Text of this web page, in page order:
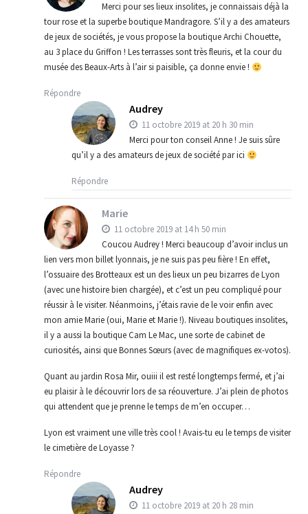
Merci pour ses lieux insolites, je connaissais déjà la
tour rose et la superbe boutique Mandragore. S’il y a des amateurs
de jeux de sociétés, je vous propose la boutique Archi Chouette,
au 3 place du Griffon ! Les terrasses sont très fleuris, et la cour du
musée des Beaux-Arts à l’air si paisible, ça donne envie !
Répondre
Audrey
11 octobre 2019 at 20 h 30 min
Merci pour ton conseil Anne ! Je suis sûre
qu’il y a des amateurs de jeux de société par ici
Répondre
Marie
11 octobre 2019 at 14 h 50 min
Coucou Audrey ! Merci beaucoup d’avoir inclus un
lien vers mon billet lyonnais, je ne suis pas peu fière ! En effet,
l’ossuaire des Brotteaux est un des lieux un peu bizarres de Lyon
(avec une histoire bien chargée), et c’est un peu compliqué pour
réussir à le visiter. Néanmoins, j’étais ravie de le voir enfin avec
mon amie Marie (oui, Marie et Marie !). Niveau boutiques insolites,
il y a aussi la boutique Cam Le Mac, une sorte de cabinet de
curiosités, ainsi que Bonnes Sœurs (avec de magnifiques ex-votos).
Quant au jardin Rosa Mir, ouiii il est resté longtemps fermé, et j’ai
eu plaisir à le découvrir lors de sa réouverture. J’ai plein de photos
qui attendent que je prenne le temps de m’en occuper…
Lyon est vraiment une ville très cool ! Avais-tu eu le temps de visiter
le cimetière de Loyasse ?
Répondre
Audrey
11 octobre 2019 at 20 h 28 min